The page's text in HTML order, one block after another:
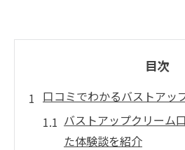
目次
口コミでわかるバストアッ
バストアップクリーム
た体験談を紹介